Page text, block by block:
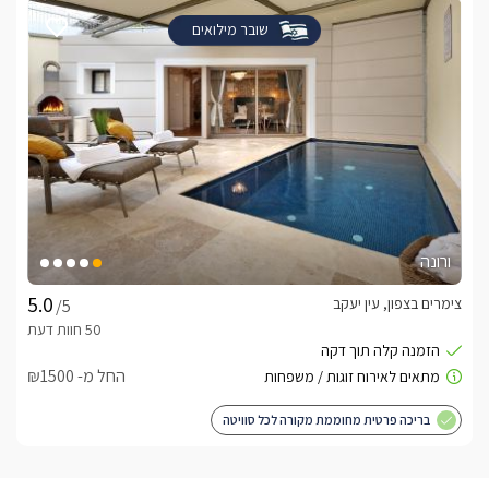
שובר מילואים
ורונה
/5
צימרים בצפון, עין יעקב
החל מ- ₪1500
בריכה פרטית מחוממת מקורה לכל סוויטה